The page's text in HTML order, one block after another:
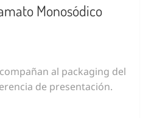
Monosódico
al packaging del
de presentación.